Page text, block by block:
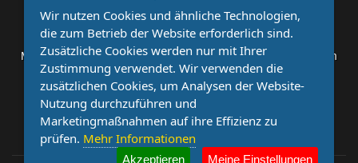
Telekom
live
im
Einbindung.
Partnervereine
Möchten Sie, dass auch Ihr Verein mehr Beachtung findet? Dann
sind Sie bei uns genau richtig. Wir suchen Ihren Verein für eine
kostenlose Kooperation. Veröffentlichen Sie Ihre Spielberichte,
Sportnachrichten und Aufrufe bei uns!
Wir nutzen Cookies und ähnliche Technologien,
die zum Betrieb der Website erforderlich sind.
Zusätzliche Cookies werden nur mit Ihrer
Zustimmung verwendet. Wir verwenden die
zusätzlichen Cookies, um Analysen der Website-
Nutzung durchzuführen und
Marketingmaßnahmen auf ihre Effizienz zu
prüfen. Mehr Informationen
Akzeptieren Meine Einstellungen